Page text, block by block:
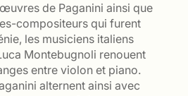
de Paganini ainsi que
compositeurs qui furent
les musiciens italiens
Montebugnoli renouent
entre violon et piano.
alternent ainsi avec